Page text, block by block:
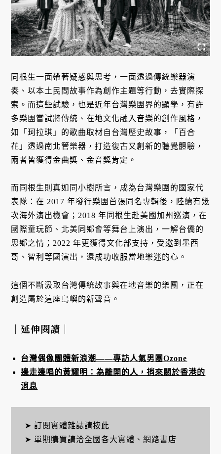
同根生一面帶著疑惑與思考，一面透過傳統樂器演
奏、以本土民間故事作為創作主題等行動，去實際探
索。而這些試驗，也是近年台灣樂團界的顯學，有許
多樂團嘗試將傳統、在地文化融入音樂的創作風格，
如「珂拉琪」的歌曲取材自台灣歷史故事，「百合
花」透過南北管樂器，打造復古又創新的聽覺體驗，
兩者皆獲得金曲獎、金音獎肯定。
而同根生則真如同小樹所言，成為台灣樂團的國家代
表隊：在 2017 年發行樂團首張同名專輯後，陸續有幾
次海外演出機會；2018 年同根生赴美國加州巡演，在
國際童玩節、北美同鄉會等舞台上演出，一解台僑的
思鄉之情；2022 年更獲得文化部支持，受邀到墨西
哥、智利等國演出，還成功收服當地樂迷的心。
這個不斷汲取台灣傳統故事與在地音樂的樂團，正在
創造屬於這座島嶼的新聲音。
｜延伸閱讀｜
台灣偶像團體新浪潮——專訪人氣男團Ozone
邊走邊唱的黃耀明：為離開的人，捎來關於香港的
消息
➤ 訂閱實體雜誌請按此
➤ 單期購買請洽全國各大實體、網路書店